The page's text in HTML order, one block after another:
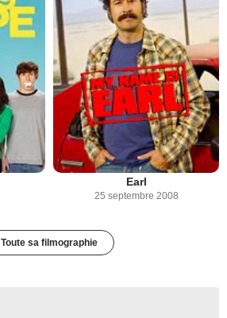
Earl
25 septembre 2008
Toute sa filmographie